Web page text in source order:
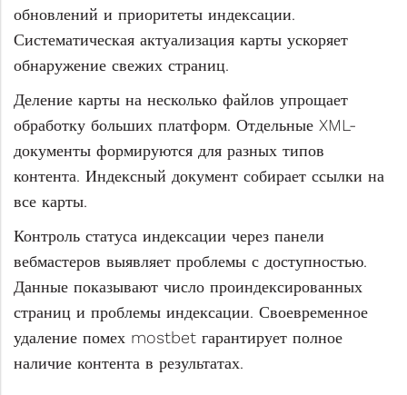
обновлений и приоритеты индексации.
Систематическая актуализация карты ускоряет
обнаружение свежих страниц.
Деление карты на несколько файлов упрощает
обработку больших платформ. Отдельные XML-
документы формируются для разных типов
контента. Индексный документ собирает ссылки на
все карты.
Контроль статуса индексации через панели
вебмастеров выявляет проблемы с доступностью.
Данные показывают число проиндексированных
страниц и проблемы индексации. Своевременное
удаление помех mostbet гарантирует полное
наличие контента в результатах.